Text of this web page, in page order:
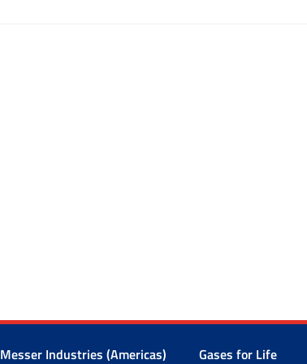
Messer Industries (Americas) Gases for Life